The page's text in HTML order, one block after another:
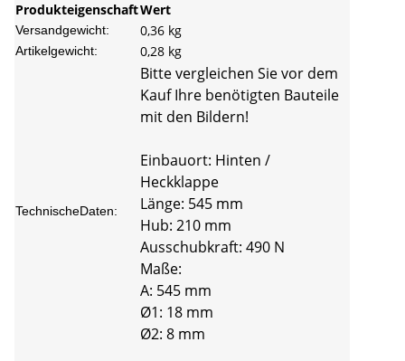
ProdukteigenschaftWert
Versandgewicht: 0,36 kg
Artikelgewicht: 0,28 kg
TechnischeDaten:
Bitte vergleichen Sie vor dem
Kauf Ihre benötigten Bauteile
mit den Bildern!
Einbauort: Hinten /
Heckklappe
Länge: 545 mm
Hub: 210 mm
Ausschubkraft: 490 N
Maße:
A: 545 mm
Ø1: 18 mm
Ø2: 8 mm